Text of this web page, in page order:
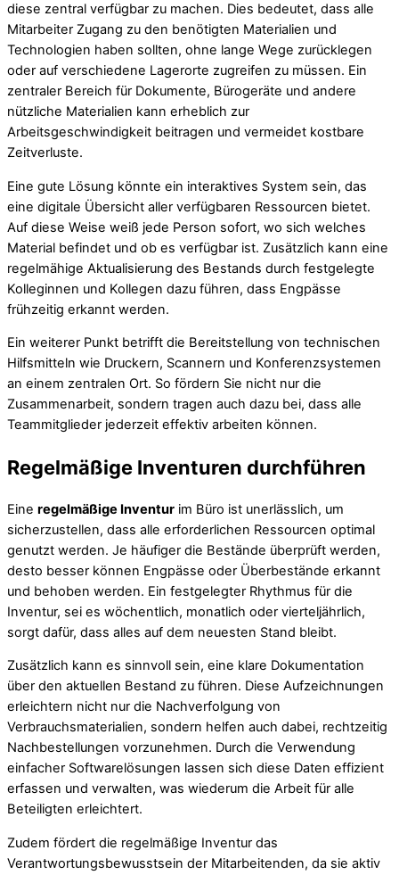
diese zentral verfügbar zu machen. Dies bedeutet, dass alle
Mitarbeiter Zugang zu den benötigten Materialien und
Technologien haben sollten, ohne lange Wege zurücklegen
oder auf verschiedene Lagerorte zugreifen zu müssen. Ein
zentraler Bereich für Dokumente, Bürogeräte und andere
nützliche Materialien kann erheblich zur
Arbeitsgeschwindigkeit beitragen und vermeidet kostbare
Zeitverluste.
Eine gute Lösung könnte ein interaktives System sein, das
eine digitale Übersicht aller verfügbaren Ressourcen bietet.
Auf diese Weise weiß jede Person sofort, wo sich welches
Material befindet und ob es verfügbar ist. Zusätzlich kann eine
regelmähige Aktualisierung des Bestands durch festgelegte
Kolleginnen und Kollegen dazu führen, dass Engpässe
frühzeitig erkannt werden.
Ein weiterer Punkt betrifft die Bereitstellung von technischen
Hilfsmitteln wie Druckern, Scannern und Konferenzsystemen
an einem zentralen Ort. So fördern Sie nicht nur die
Zusammenarbeit, sondern tragen auch dazu bei, dass alle
Teammitglieder jederzeit effektiv arbeiten können.
Regelmäßige Inventuren durchführen
Eine regelmäßige Inventur im Büro ist unerlässlich, um
sicherzustellen, dass alle erforderlichen Ressourcen optimal
genutzt werden. Je häufiger die Bestände überprüft werden,
desto besser können Engpässe oder Überbestände erkannt
und behoben werden. Ein festgelegter Rhythmus für die
Inventur, sei es wöchentlich, monatlich oder vierteljährlich,
sorgt dafür, dass alles auf dem neuesten Stand bleibt.
Zusätzlich kann es sinnvoll sein, eine klare Dokumentation
über den aktuellen Bestand zu führen. Diese Aufzeichnungen
erleichtern nicht nur die Nachverfolgung von
Verbrauchsmaterialien, sondern helfen auch dabei, rechtzeitig
Nachbestellungen vorzunehmen. Durch die Verwendung
einfacher Softwarelösungen lassen sich diese Daten effizient
erfassen und verwalten, was wiederum die Arbeit für alle
Beteiligten erleichtert.
Zudem fördert die regelmäßige Inventur das
Verantwortungsbewusstsein der Mitarbeitenden, da sie aktiv